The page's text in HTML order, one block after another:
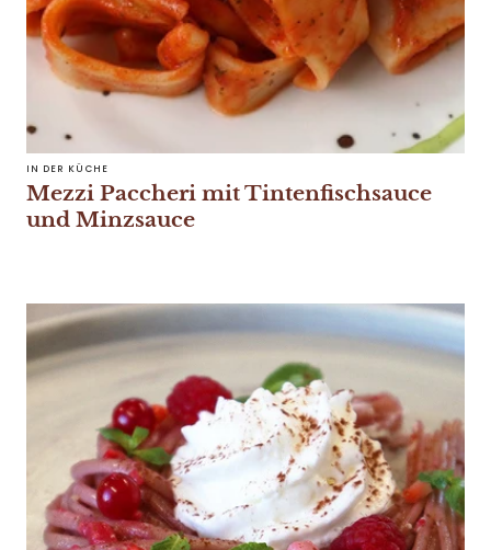
IN DER KÜCHE
Mezzi Paccheri mit Tintenfischsauce
und Minzsauce